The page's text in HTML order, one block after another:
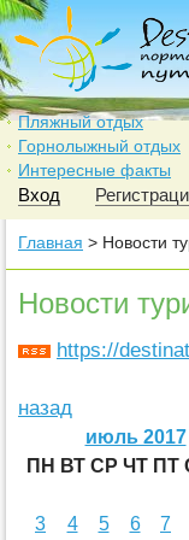
Пляжный отдых
Горнолыжный отдых
Интересные факты
Вход
Главная > Новости
Новости
https://
назад
июль 2017
ПН ВТ СР ЧТ ПТ
3
4 5 6 7